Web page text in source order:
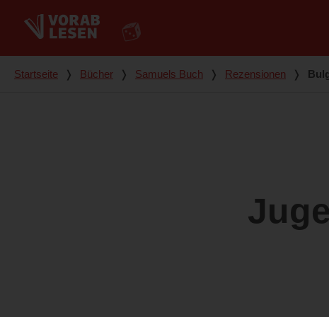
Du bist hier
Startseite ❭ Bücher ❭ Samuels Buch ❭ Rezensionen ❭